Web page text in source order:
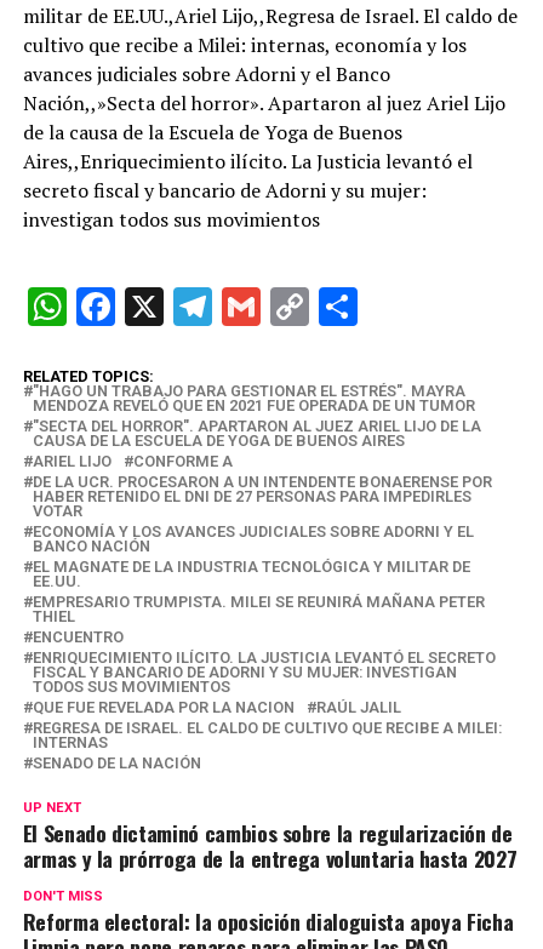
militar de EE.UU.,Ariel Lijo,,Regresa de Israel. El caldo de
cultivo que recibe a Milei: internas, economía y los
avances judiciales sobre Adorni y el Banco
Nación,,»Secta del horror». Apartaron al juez Ariel Lijo
de la causa de la Escuela de Yoga de Buenos
Aires,,Enriquecimiento ilícito. La Justicia levantó el
secreto fiscal y bancario de Adorni y su mujer:
investigan todos sus movimientos
W
at
s
A
p
p
F
ce
b
o
o
k
X T
e
gr
a
m
G
ail
C
py
Li
n
k
C
m
p
ar
tir
RELATED TOPICS:
"HAGO UN TRABAJO PARA GESTIONAR EL ESTRÉS". MAYRA
MENDOZA REVELÓ QUE EN 2021 FUE OPERADA DE UN TUMOR
"SECTA DEL HORROR". APARTARON AL JUEZ ARIEL LIJO DE LA
CAUSA DE LA ESCUELA DE YOGA DE BUENOS AIRES
ARIEL LIJO
CONFORME A
DE LA UCR. PROCESARON A UN INTENDENTE BONAERENSE POR
HABER RETENIDO EL DNI DE 27 PERSONAS PARA IMPEDIRLES
VOTAR
ECONOMÍA Y LOS AVANCES JUDICIALES SOBRE ADORNI Y EL
BANCO NACIÓN
EL MAGNATE DE LA INDUSTRIA TECNOLÓGICA Y MILITAR DE
EE.UU.
EMPRESARIO TRUMPISTA. MILEI SE REUNIRÁ MAÑANA PETER
THIEL
ENCUENTRO
ENRIQUECIMIENTO ILÍCITO. LA JUSTICIA LEVANTÓ EL SECRETO
FISCAL Y BANCARIO DE ADORNI Y SU MUJER: INVESTIGAN
TODOS SUS MOVIMIENTOS
QUE FUE REVELADA POR LA NACION
RAÚL JALIL
REGRESA DE ISRAEL. EL CALDO DE CULTIVO QUE RECIBE A MILEI:
INTERNAS
SENADO DE LA NACIÓN
UP NEXT
El Senado dictaminó cambios sobre la regularización de
armas y la prórroga de la entrega voluntaria hasta 2027
DON'T MISS
Reforma electoral: la oposición dialoguista apoya Ficha